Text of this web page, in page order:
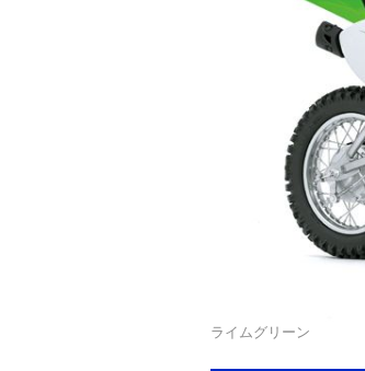
ライムグリーン